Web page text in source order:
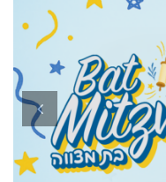
SENSACIONES DE